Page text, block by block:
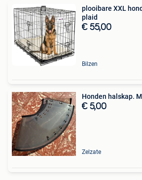
plooibare XXL
plaid
€ 55,00
Bilzen
Honden halskap.
€ 5,00
Zelzate